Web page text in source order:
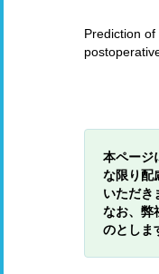
Prediction
本ページ
な限り配
いただき
なお、弊
のとしま